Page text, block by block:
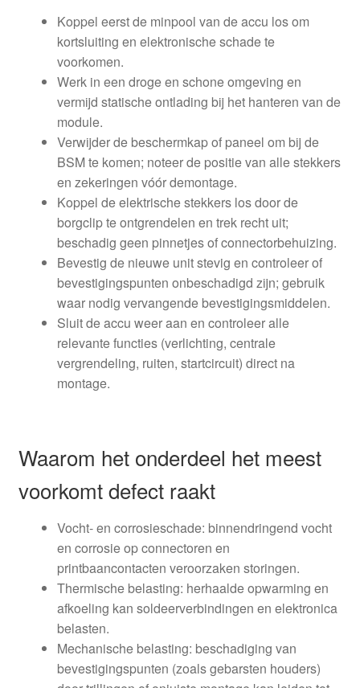
Koppel eerst de minpool van de accu los om
kortsluiting en elektronische schade te
voorkomen.
Werk in een droge en schone omgeving en
vermijd statische ontlading bij het hanteren van de
module.
Verwijder de beschermkap of paneel om bij de
BSM te komen; noteer de positie van alle stekkers
en zekeringen vóór demontage.
Koppel de elektrische stekkers los door de
borgclip te ontgrendelen en trek recht uit;
beschadig geen pinnetjes of connectorbehuizing.
Bevestig de nieuwe unit stevig en controleer of
bevestigingspunten onbeschadigd zijn; gebruik
waar nodig vervangende bevestigingsmiddelen.
Sluit de accu weer aan en controleer alle
relevante functies (verlichting, centrale
vergrendeling, ruiten, startcircuit) direct na
montage.
Waarom het onderdeel het meest
voorkomt defect raakt
Vocht- en corrosieschade: binnendringend vocht
en corrosie op connectoren en
printbaancontacten veroorzaken storingen.
Thermische belasting: herhaalde opwarming en
afkoeling kan soldeerverbindingen en elektronica
belasten.
Mechanische belasting: beschadiging van
bevestigingspunten (zoals gebarsten houders)